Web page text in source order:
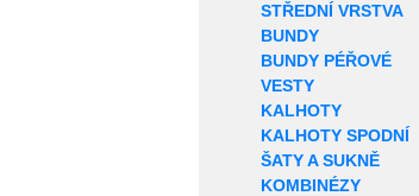
STŘEDNÍ VRSTVA
BUNDY
BUNDY PÉŘOVÉ
VESTY
KALHOTY
KALHOTY SPODNÍ
ŠATY A SUKNĚ
KOMBINÉZY